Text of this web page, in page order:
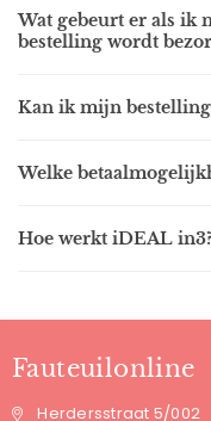
Wat gebeurt er als ik
bestelling wordt
Kan ik mijn bestelling
Welke
Hoe werkt iDEAL in3?
Fauteuilonline
Herdersstraat 5/002